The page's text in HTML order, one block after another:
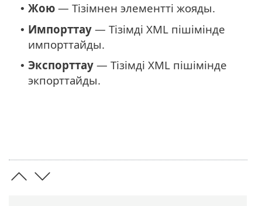
• Жою — Тізімнен элементті жояды.
• Импорттау — Тізімді XML пішімінде
импорттайды.
• Экспорттау — Тізімді XML пішімінде
экпорттайды.